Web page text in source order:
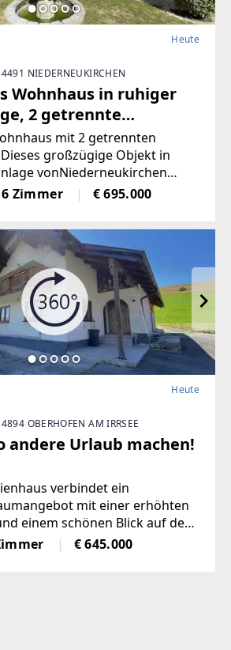
Heute
NIEDERNEUKIRCHEN
Wohnhaus in ruhiger
2 getrennte
mit 2 getrennten
großzügige Objekt in
vonNiederneukirchen
seine durchdachte
guteAusstattung und ein
6 Zimmer € 695.000
Heute
OBERHOFEN AM IRRSEE
andere Urlaub machen!
verbindet ein
mit einer erhöhten
einem schönen Blick auf den
Auf ca. 166 m²
sich Ihnen ein Zuhause mit
€ 645.000